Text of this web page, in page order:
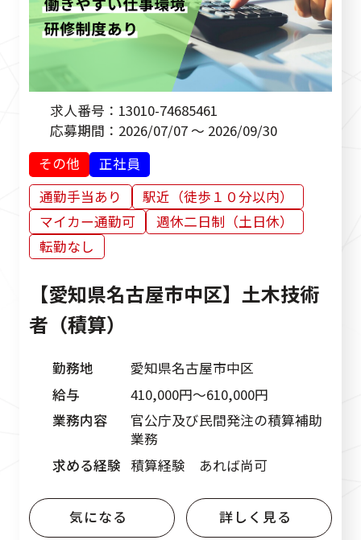
求人番号： 13010-74685461
応募期間： 2026/07/07 ～ 2026/09/30
その他
正社員
通勤手当あり
駅近（徒歩１０分以内）
マイカー通勤可
週休二日制（土日休）
転勤なし
【愛知県名古屋市中区】土木技術
者（積算）
勤務地
愛知県名古屋市中区
給与
410,000円〜610,000円
業務内容
官公庁及び民間発注の積算補助
業務
求める経験 積算経験 あれば尚可
気になる 詳しく見る